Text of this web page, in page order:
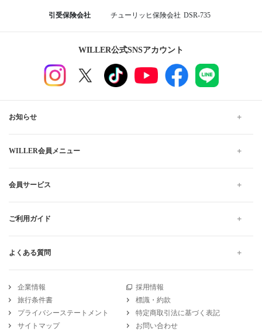
引受保険会社 チューリッヒ保険会社 DSR-735
WILLER公式SNSアカウント
お知らせ
WILLER会員メニュー
会員サービス
ご利用ガイド
よくある質問
企業情報
採用情報
旅行条件書
標識・約款
プライバシーステートメント
特定商取引法に基づく表記
サイトマップ
お問い合わせ